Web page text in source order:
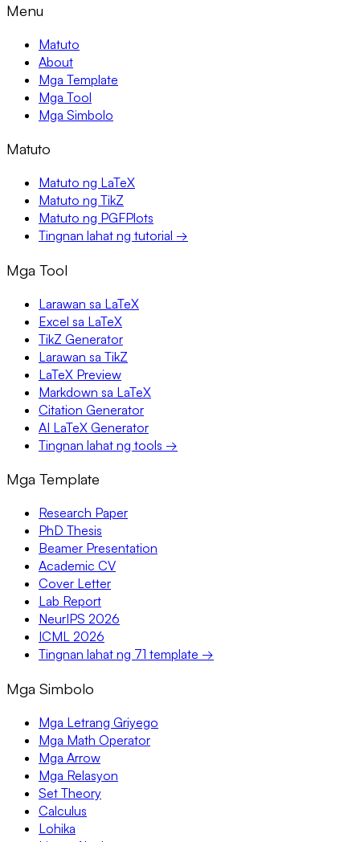
Menu
Matuto
About
Mga Template
Mga Tool
Mga Simbolo
Matuto
Matuto ng LaTeX
Matuto ng TikZ
Matuto ng PGFPlots
Tingnan lahat ng tutorial →
Mga Tool
Larawan sa LaTeX
Excel sa LaTeX
TikZ Generator
Larawan sa TikZ
LaTeX Preview
Markdown sa LaTeX
Citation Generator
AI LaTeX Generator
Tingnan lahat ng tools →
Mga Template
Research Paper
PhD Thesis
Beamer Presentation
Academic CV
Cover Letter
Lab Report
NeurIPS 2026
ICML 2026
Tingnan lahat ng 71 template →
Mga Simbolo
Mga Letrang Griyego
Mga Math Operator
Mga Arrow
Mga Relasyon
Set Theory
Calculus
Lohika